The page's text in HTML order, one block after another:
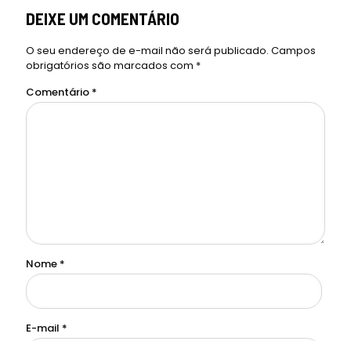
DEIXE UM COMENTÁRIO
O seu endereço de e-mail não será publicado. Campos
obrigatórios são marcados com *
Comentário *
Nome *
E-mail *